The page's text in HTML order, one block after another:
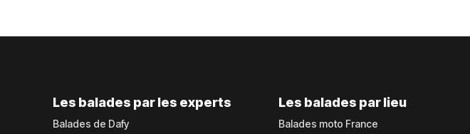
Les balades par les experts
Balades de Dafy
Les balades par lieu
Balades moto France